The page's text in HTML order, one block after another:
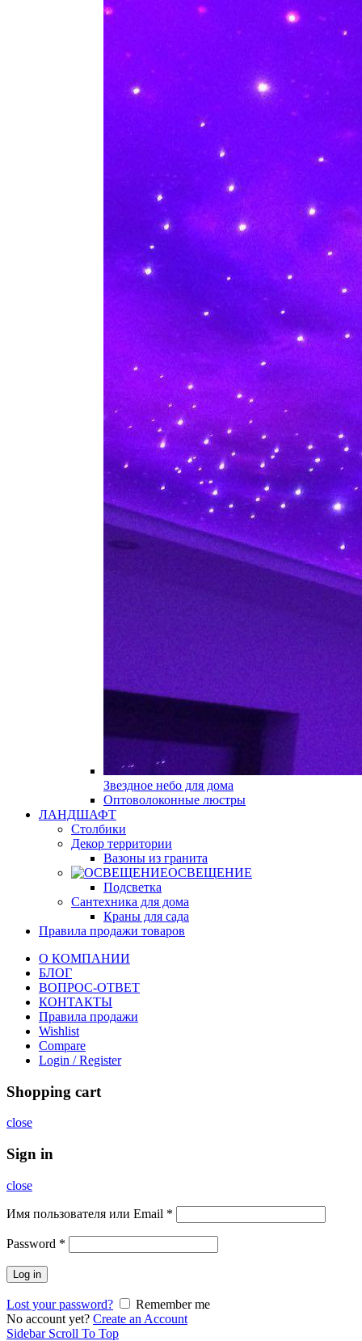
Звездное небо для дома
Оптоволоконные люстры
ЛАНДШАФТ
Столбики
Декор территории
Вазоны из гранита
ОСВЕЩЕНИЕ
Подсветка
Сантехника для дома
Краны для сада
Правила продажи товаров
О КОМПАНИИ
БЛОГ
ВОПРОС-ОТВЕТ
КОНТАКТЫ
Правила продажи
Wishlist
Compare
Login / Register
Shopping cart
close
Sign in
close
Имя пользователя или Email *
Password *
Log in
Lost your password?
Remember me
No account yet? Create an Account
Sidebar Scroll To Top